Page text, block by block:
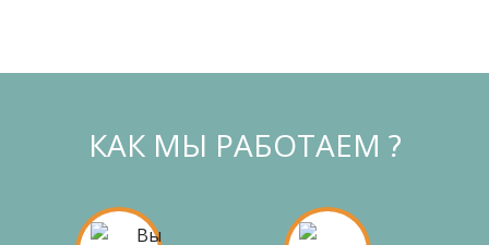
КАК МЫ РАБОТАЕМ ?